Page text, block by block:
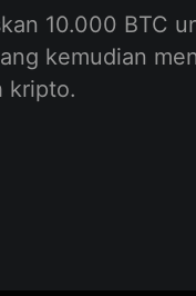
10.000 BTC
kemudian
kripto.